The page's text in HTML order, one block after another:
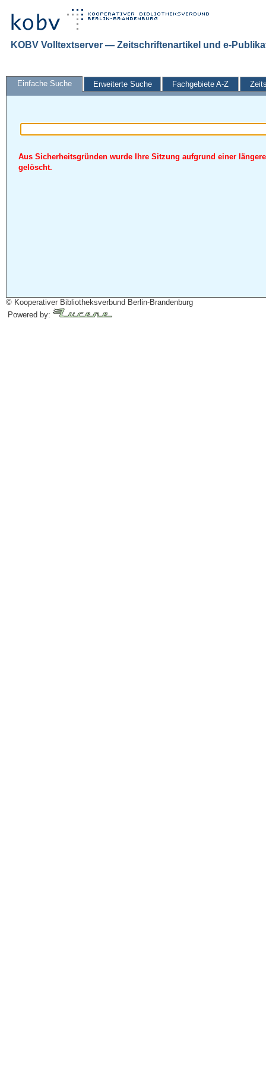
KOBV Volltextserver — Zeitschriftenartikel und e-
Einfache Suche Erweiterte Suche Fachgebiete A-Z
Aus Sicherheitsgründen wurde Ihre Sitzung aufgrund einer
gelöscht.
© Kooperativer Bibliotheksverbund Berlin-Brandenburg
Powered by: